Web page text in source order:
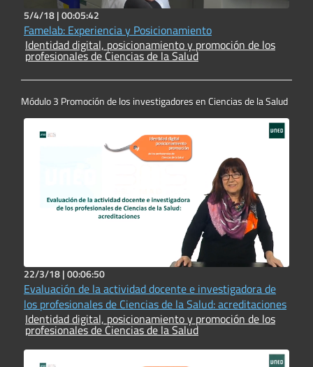
5/4/18 |00:05:42
Famelab: Experiencia y Posicionamiento
Identidad digital, posicionamiento y promoción de los
profesionales de Ciencias de la Salud
Módulo 3 Promoción de los investigadores en Ciencias de la Salud
22/3/18 |00:06:50
Evaluación de la actividad docente e investigadora de
los profesionales de Ciencias de la Salud: acreditaciones
Identidad digital, posicionamiento y promoción de los
profesionales de Ciencias de la Salud